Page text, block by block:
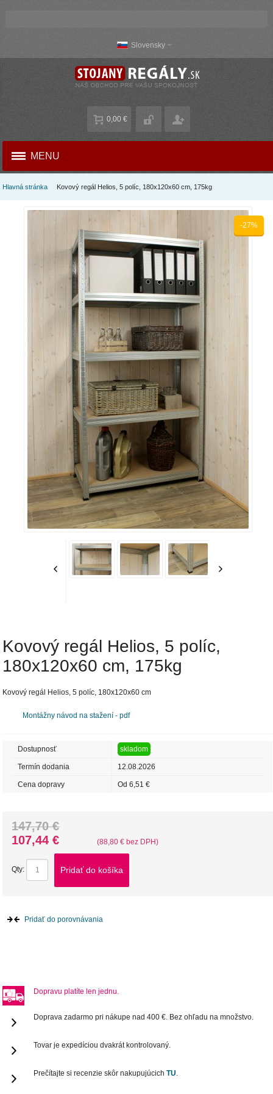
Slovensky
0,00 €
MENU
Hlavná stránka Kovový regál Helios, 5 políc, 180x120x60 cm, 175kg
-27%
Kovový regál Helios, 5 políc,
180x120x60 cm, 175kg
Kovový regál Helios, 5 políc, 180x120x60 cm
Montážny návod na stažení - pdf
Dostupnosť skladom
Termín dodania 12.08.2026
Cena dopravy Od 6,51 €
147,70 €
107,44 €
(88,80 € bez DPH)
Qty: Pridať do košíka
Pridať do porovnávania
Dopravu platíte len jednu.
Doprava zadarmo pri nákupe nad 400 €. Bez ohľadu na množstvo.
Tovar je expedíciou dvakrát kontrolovaný.
Prečítajte si recenzie skôr nakupujúcichTU.